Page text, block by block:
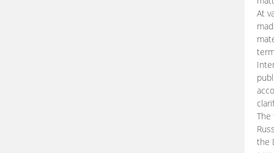
At
The
the